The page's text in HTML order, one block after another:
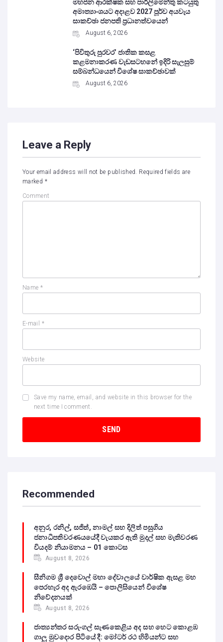
මහජන ආරක්ෂක සහ පාර්ලිමේන්තු කටයුතු
අමාත්‍යාංශයට අදාළව 2027 පූර්ව අයවැය
සාකච්ඡා ජනපති ප්‍රධානත්වයෙන්
August 6, 2026
‘පිවිතුරු පුරවර’ ජාතික කසළ
කළමනාකරණ වැඩසටහනේ ඉදිරි සැලසුම්
සම්බන්ධයෙන් විශේෂ සාකච්ඡාවක්
August 6, 2026
Leave a Reply
Your email address will not be published. Required fields are
marked *
Comment
Name *
E-mail *
Website
Save my name, email, and website in this browser for the
next time I comment.
Recommended
අනුර, රනිල්, සජිත්, නාමල් සහ දිලිත් පසුගිය
ජනාධිපතිවරණයයේදී වැයකර ඇති මුදල් සහ මැතිවරණ
වියදම් නියාමනය – 01 කොටස
August 8, 2026
සීනිගම ශ්‍රී දෙවොල් මහා දේවාලයේ වාර්ෂික ඇසළ මහ
පෙරහැර අද ඇරඹෙයි – පොලිසියෙන් විශේෂ
නිවේදනයක්
August 8, 2026
ජාත්‍යන්තර සරුංගල් සැණකෙළිය අද සහ හෙට කොළඹ
ගාලු මුවදොර පිටියේ දී: මෝටර් රථ හිමියන්ට සහ